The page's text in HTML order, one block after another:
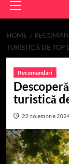
Menu
HOME
TURISTICĂ DE
Recomandari
turistică
22 noiembrie